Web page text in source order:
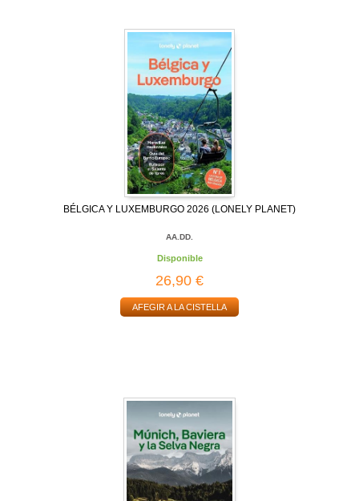
BÉLGICA Y LUXEMBURGO 2026 (LONELY PLANET)
AA.DD.
Disponible
26,90 €
AFEGIR A LA CISTELLA